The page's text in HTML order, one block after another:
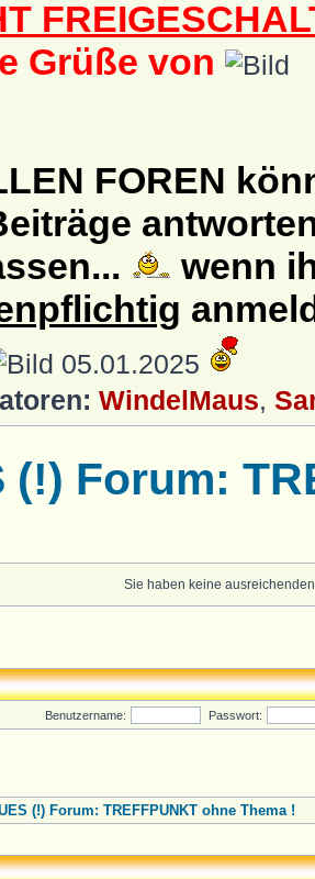
Grüße von
FOREN
wenn
05.01.2025
WindelMaus,
(!) Forum:
Sie haben keine
Benutzername: Passwort:
(!) Forum: TREFFPUNKT ohne Thema !